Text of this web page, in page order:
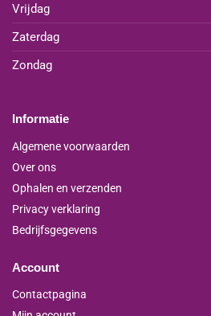
Vrijdag
Zaterdag
Zondag
Informatie
Algemene voorwaarden
Over ons
Ophalen en verzenden
Privacy verklaring
Bedrijfsgegevens
Account
Contactpagina